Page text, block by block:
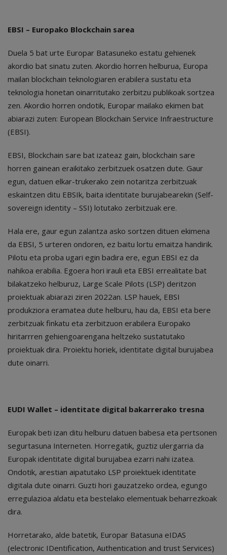
EBSI – Europako Blockchain sarea
Duela 5 bat urte Europar Batasuneko estatu gehienek
akordio bat sinatu zuten. Akordio horren helburua, Europa
mailan blockchain teknologiaren erabilera sustatu eta
teknologia honetan oinarritutako zerbitzu publikoak sortzea
zen. Akordio horren ondotik, Europar mailako ekimen bat
abiarazi zuten: European Blockchain Service Infraestructure
(EBSI).
EBSI, Blockchain sare bat izateaz gain, blockchain sare
horren gainean eraikitako zerbitzuek osatzen dute. Gaur
egun, datuen elkar-trukerako zein notaritza zerbitzuak
eskaintzen ditu EBSIk, baita identitate burujabearekin (Self-
sovereign identity – SSI) lotutako zerbitzuak ere.
Hala ere, gaur egun zalantza asko sortzen dituen ekimena
da EBSI, 5 urteren ondoren, ez baitu lortu emaitza handirik.
Pilotu eta proba ugari egin badira ere, egun EBSI ez da
nahikoa erabilia. Egoera hori irauli eta EBSI errealitate bat
bilakatzeko helburuz, Large Scale Pilots (LSP) deritzon
proiektuak abiarazi ziren 2022an. LSP hauek, EBSI
produkziora eramatea dute helburu, hau da, EBSI eta bere
zerbitzuak finkatu eta zerbitzuon erabilera Europako
hiritarrren gehiengoarengana heltzeko sustatutako
proiektuak dira. Proiektu horiek, identitate digital burujabea
dute oinarri.
EUDI Wallet – identitate digital bakarrerako tresna
Europak beti izan ditu helburu datuen babesa eta pertsonen
segurtasuna Interneten. Horregatik, guztiz ulergarria da
Europak identitate digital burujabea ezarri nahi izatea.
Ondotik, arestian aipatutako LSP proiektuek identitate
digitala dute oinarri. Guzti hori gauzatzeko ordea, egungo
erregulazioa aldatu eta bestelako elementuak beharrezkoak
dira.
Horretarako, alde batetik, Europar Batasuna eIDAS
(electronic IDentification, Authentication and trust Services)